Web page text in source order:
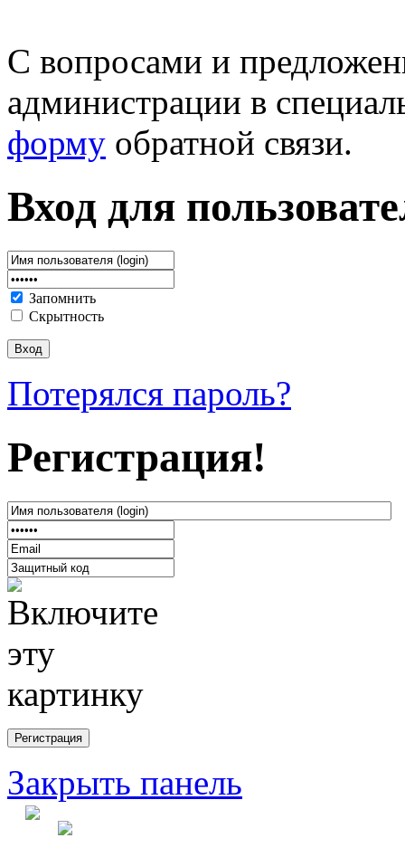
С вопросами и
администрации в
форму обратной связи.
Вход для
Запомнить
Скрытность
Потерялся пароль?
Регистрация!
Закрыть панель